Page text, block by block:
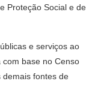
Proteção Social e de
e serviços ao
base no Censo
demais fontes de